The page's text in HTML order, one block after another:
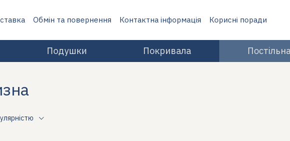
Обмін та повернення Контактна інформація
Корисні поради
Подушки Покривала